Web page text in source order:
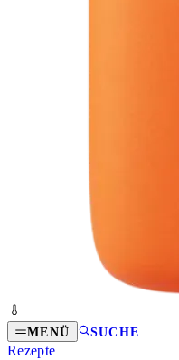
MENÜ SUCHE
Rezepte